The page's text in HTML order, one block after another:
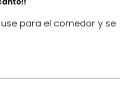
para el comedor y se